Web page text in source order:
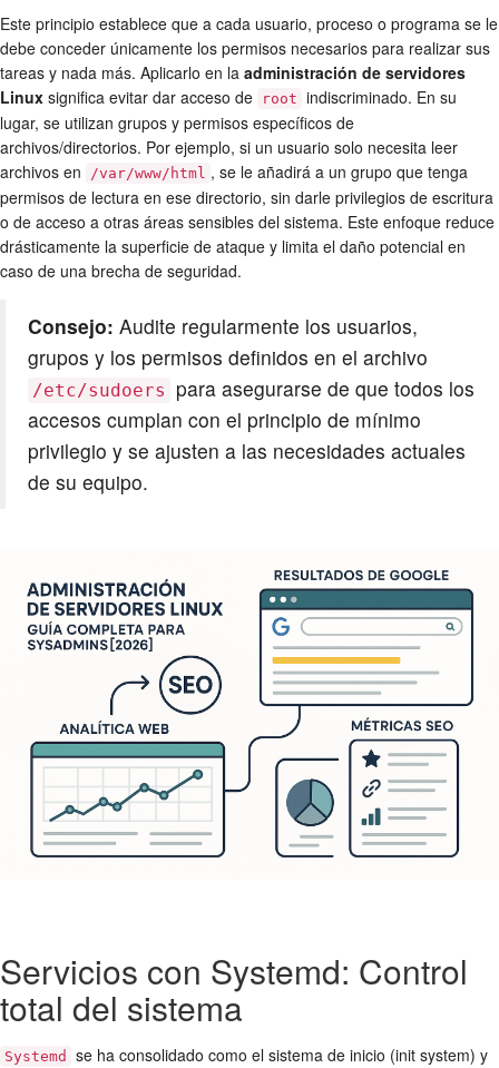
Este principio establece que a cada usuario, proceso o programa se le
debe conceder únicamente los permisos necesarios para realizar sus
tareas y nada más. Aplicarlo en la administración de servidores
Linux significa evitar dar acceso de root indiscriminado. En su
lugar, se utilizan grupos y permisos específicos de
archivos/directorios. Por ejemplo, si un usuario solo necesita leer
archivos en
/var/www/html , se le añadirá a un grupo que tenga
permisos de lectura en ese directorio, sin darle privilegios de escritura
o de acceso a otras áreas sensibles del sistema. Este enfoque reduce
drásticamente la superficie de ataque y limita el daño potencial en
caso de una brecha de seguridad.
Consejo: Audite regularmente los usuarios,
grupos y los permisos definidos en el archivo
/etc/sudoers
para asegurarse de que todos los
accesos cumplan con el principio de mínimo
privilegio y se ajusten a las necesidades actuales
de su equipo.
Servicios con Systemd: Control
total del sistema
Systemd
se ha consolidado como el sistema de inicio (init system) y